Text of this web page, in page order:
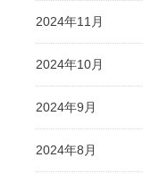
2024年11月
2024年10月
2024年9月
2024年8月